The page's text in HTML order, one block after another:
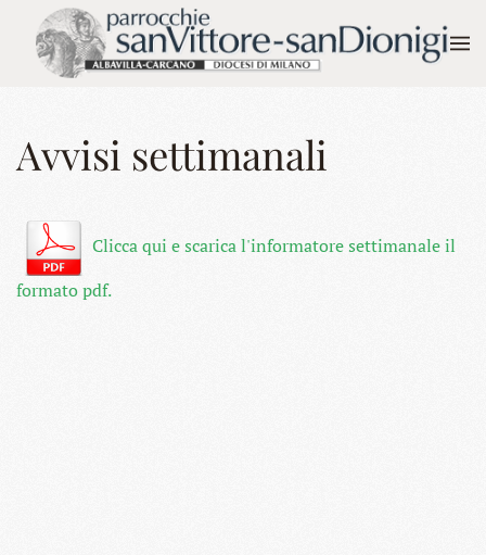
Skip to main content
Avvisi settimanali
Clicca qui e scarica l'informatore settimanale il
formato pdf.